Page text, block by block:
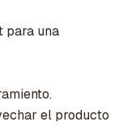
para una
el producto